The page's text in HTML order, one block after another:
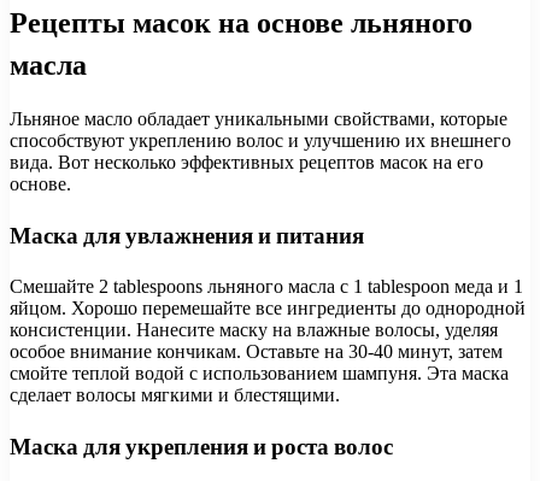
Рецепты масок на основе льняного
масла
Льняное масло обладает уникальными свойствами, которые
способствуют укреплению волос и улучшению их внешнего
вида. Вот несколько эффективных рецептов масок на его
основе.
Маска для увлажнения и питания
Смешайте 2 tablespoons льняного масла с 1 tablespoon меда и 1
яйцом. Хорошо перемешайте все ингредиенты до однородной
консистенции. Нанесите маску на влажные волосы, уделяя
особое внимание кончикам. Оставьте на 30-40 минут, затем
смойте теплой водой с использованием шампуня. Эта маска
сделает волосы мягкими и блестящими.
Маска для укрепления и роста волос